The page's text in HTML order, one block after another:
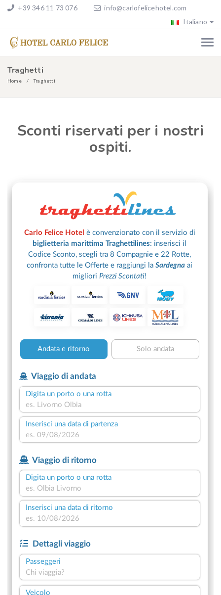
+39 346 11 73 076
info@carlofelicehotel.com
Italiano
Traghetti
Home Traghetti
Sconti riservati per i nostri
ospiti.